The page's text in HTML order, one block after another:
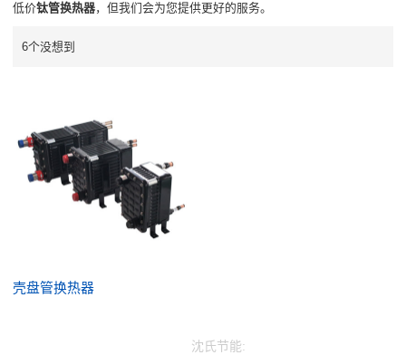
低价钛管换热器，但我们会为您提供更好的服务。
6个没想到
壳盘管换热器
沈氏节能: